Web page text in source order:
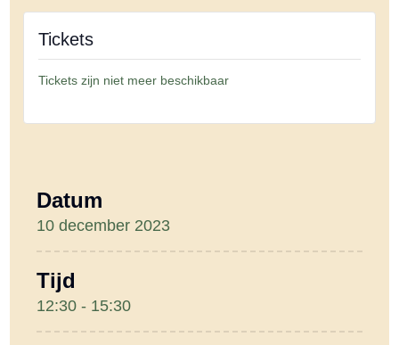
Tickets
Tickets zijn niet meer beschikbaar
Datum
10 december 2023
Tijd
12:30 - 15:30